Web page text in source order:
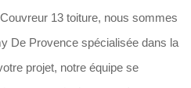
13 toiture, nous sommes
De Provence spécialisée dans la
projet, notre équipe se